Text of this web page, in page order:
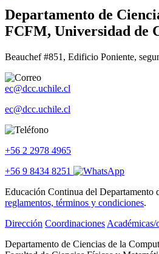
Departamento de
FCFM, Universidad de
Beauchef #851, Edificio Poniente,
ec@dcc.uchile.cl
ec@dcc.uchile.cl
+56 2 2978 4965
+56 9 8434 8251
Educación Continua del Departamento
reglamentos, términos y condiciones.
Dirección Coordinaciones Académicas/
Departamento de Ciencias de la